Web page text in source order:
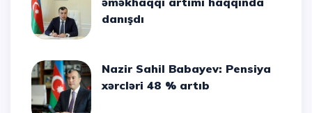
danışdı
Nazir Sahil Babayev: Pensiya
xərcləri 48 % artıb